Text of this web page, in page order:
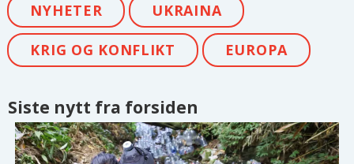
NYHETER UKRAINA
KRIG OG KONFLIKT EUROPA
Siste nytt fra forsiden